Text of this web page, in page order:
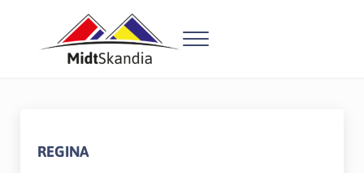
Menu
REGINA